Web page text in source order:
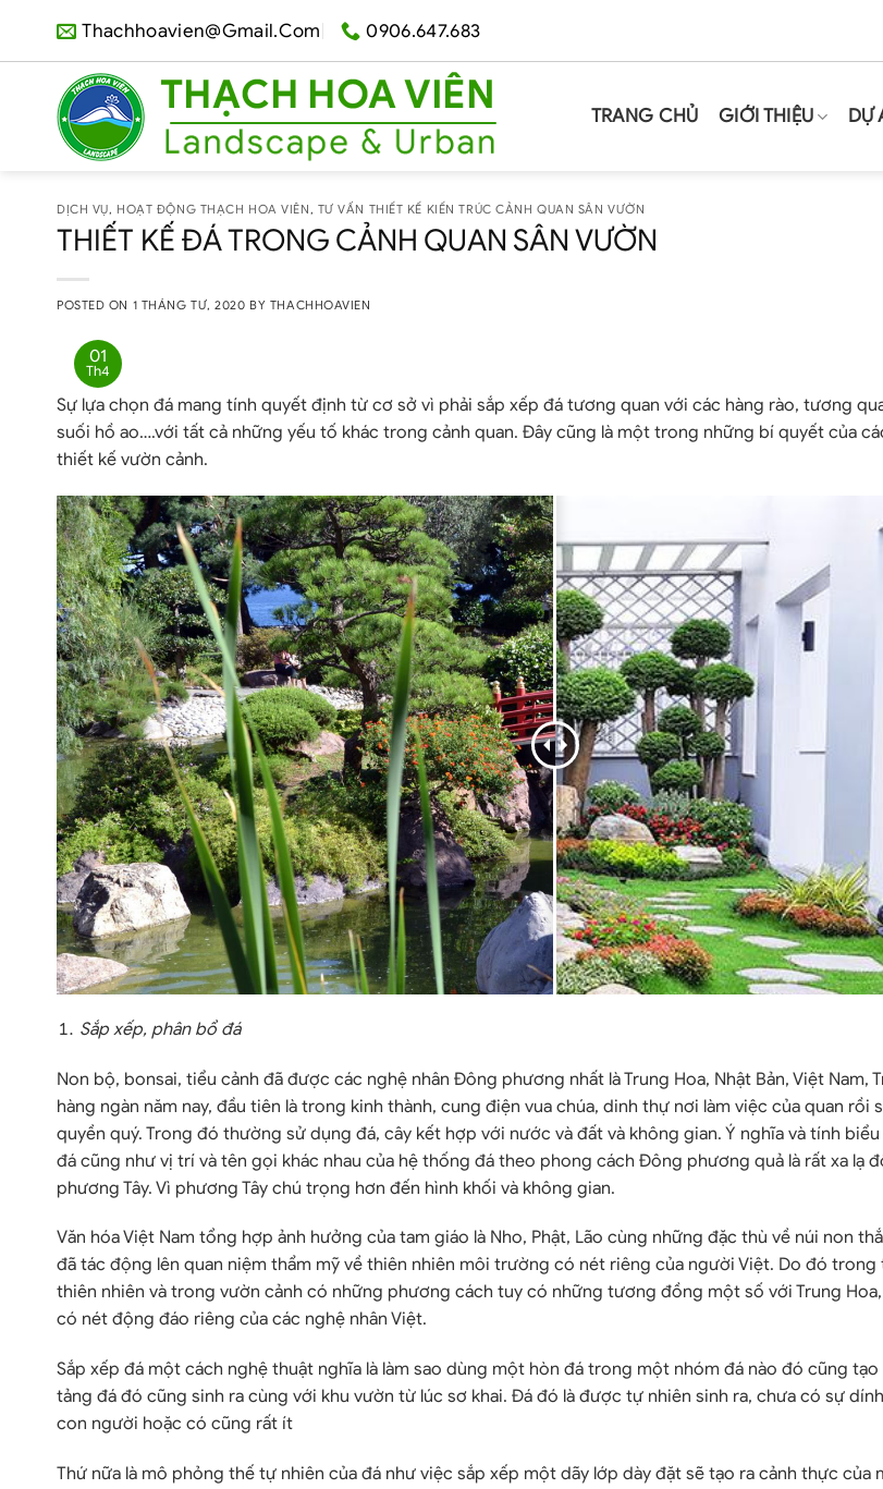
content
Thachhoavien@gmail.com 0906.647.683
TRANG CHỦ GIỚI THIỆU DỰ
DỊCH VỤ, HOẠT ĐỘNG THẠCH HOA VIÊN, TƯ VẤN THIẾT KẾ KIẾN TRÚC CẢNH QUAN SÂN VƯỜN
THIẾT KẾ ĐÁ TRONG CẢNH QUAN SÂN VƯỜN
POSTED ON 1 THÁNG TƯ, 2020 BY THACHHOAVIEN
01
Th4
Sự lựa chọn đá mang tính quyết định từ cơ sở vì phải sắp xếp đá tương quan với các hàng rào, tương
suối hồ ao….với tất cả những yếu tố khác trong cảnh quan. Đây cũng là một trong những bí quyết của
thiết kế vườn cảnh.
Sắp xếp, phân bổ đá
Non bộ, bonsai, tiểu cảnh đã được các nghệ nhân Đông phương nhất là Trung Hoa, Nhật Bản, Việt Nam,
hàng ngàn năm nay, đầu tiên là trong kinh thành, cung điện vua chúa, dinh thự nơi làm việc của quan rồi
quyền quý. Trong đó thường sử dụng đá, cây kết hợp với nước và đất và không gian. Ý nghĩa và tính
đá cũng như vị trí và tên gọi khác nhau của hệ thống đá theo phong cách Đông phương quả là rất xa lạ
phương Tây. Vì phương Tây chú trọng hơn đến hình khối và không gian.
Văn hóa Việt Nam tổng hợp ảnh hưởng của tam giáo là Nho, Phật, Lão cùng những đặc thù về núi non
đã tác động lên quan niệm thẩm mỹ về thiên nhiên môi trường có nét riêng của người Việt. Do đó trong
thiên nhiên và trong vườn cảnh có những phương cách tuy có những tương đồng một số với Trung Hoa,
có nét động đáo riêng của các nghệ nhân Việt.
Sắp xếp đá một cách nghệ thuật nghĩa là làm sao dùng một hòn đá trong một nhóm đá nào đó cũng
tảng đá đó cũng sinh ra cùng với khu vườn từ lúc sơ khai. Đá đó là được tự nhiên sinh ra, chưa có sự
con người hoặc có cũng rất ít
Thứ nữa là mô phỏng thế tự nhiên của đá như việc sắp xếp một dãy lớp dày đặt sẽ tạo ra cảnh thực của